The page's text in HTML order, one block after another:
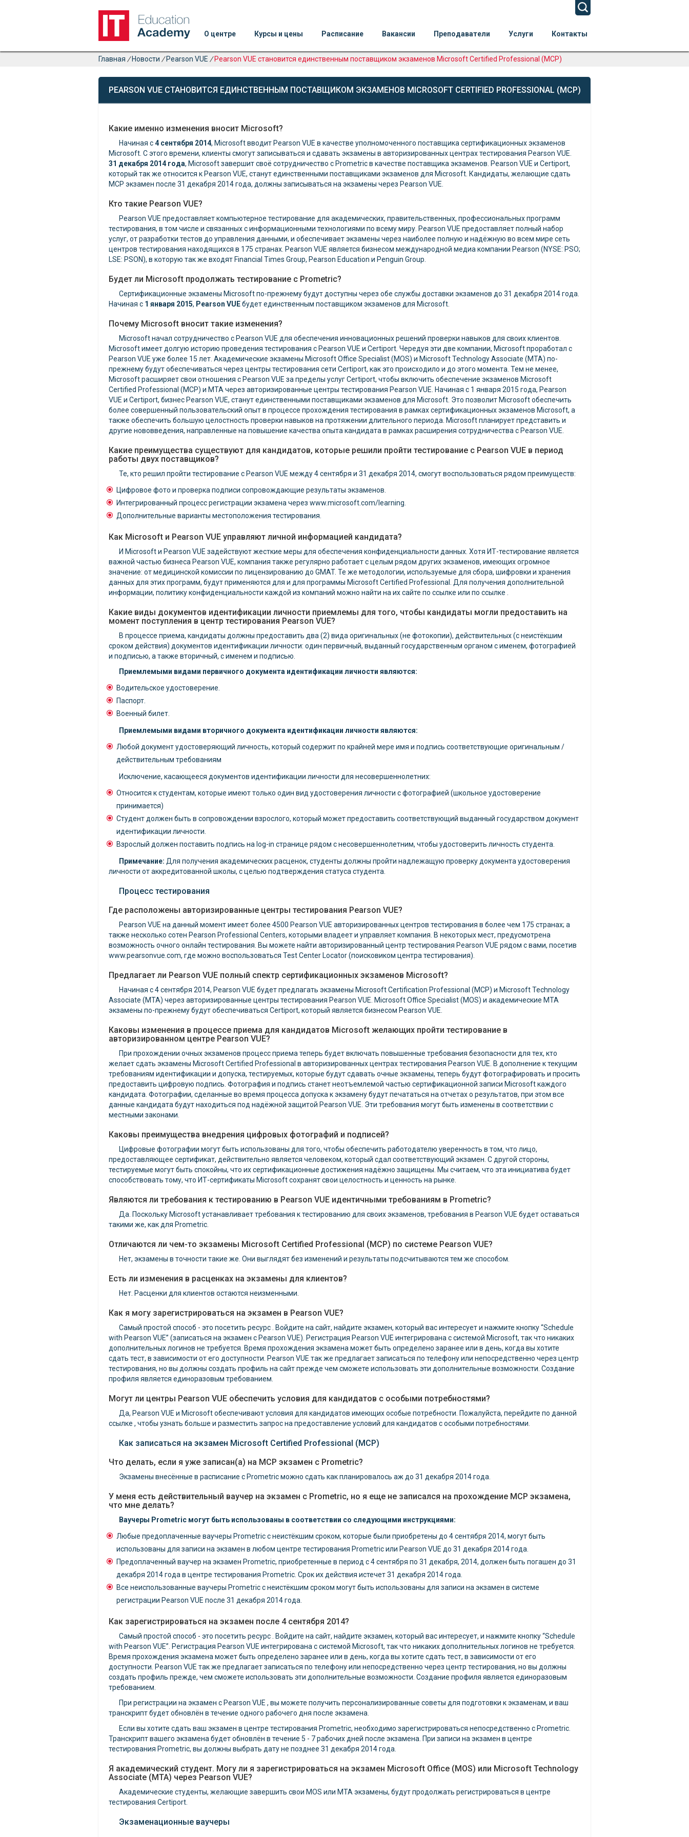
О центре Курсы и цены Расписание Вакансии Преподаватели Услуги Контакты
Главная / Новости / Pearson VUE / Pearson VUE cтановится единственным поставщиком экзаменов Microsoft Certified Professional (MCP)
PEARSON VUE CТАНОВИТСЯ ЕДИНСТВЕННЫМ ПОСТАВЩИКОМ ЭКЗАМЕНОВ MICROSOFT CERTIFIED PROFESSIONAL (MCP)
Какие именно изменения вносит Microsoft?
Начиная с4 сентября 2014, Microsoft вводит Pearson VUE в качестве уполномоченного поставщика сертификационных экзаменов
Microsoft. С этого времени, клиенты смогут записываться и сдавать экзамены в авторизированных центрах тестирования Pearson VUE.
31 декабря 2014 года, Microsoft завершит своё сотрудничество с Prometric в качестве поставщика экзаменов. Pearson VUE и Certiport,
который так же относится к Pearson VUE, станут единственными поставщиками экзаменов для Microsoft. Кандидаты, желающие сдать
MCP экзамен после 31 декабря 2014 года, должны записываться на экзамены через Pearson VUE.
Кто такие Pearson VUE?
Pearson VUE предоставляет компьютерное тестирование для академических, правительственных, профессиональных программ
тестирования, в том числе и связанных с информационными технологиями по всему миру. Pearson VUE предоставляет полный набор
услуг, от разработки тестов до управления данными, и обеспечивает экзамены через наиболее полную и надёжную во всем мире сеть
центров тестирования находящихся в 175 странах. Pearson VUE является бизнесом международной медиа компании Pearson (NYSE: PSO;
LSE: PSON), в которую так же входят Financial Times Group, Pearson Education и Penguin Group.
Будет ли Microsoft продолжать тестирование с Prometric?
Сертификационные экзамены Microsoft по-прежнему будут доступны через обе службы доставки экзаменов до 31 декабря 2014 года.
Начиная с 1 января 2015, Pearson VUEбудет единственным поставщиком экзаменов для Microsoft.
Почему Microsoft вносит такие изменения?
Microsoft начал сотрудничество с Pearson VUE для обеспечения инновационных решений проверки навыков для своих клиентов.
Microsoft имеет долгую историю проведения тестирования с Pearson VUE и Certiport. Чередуя эти две компании, Microsoft проработал с
Pearson VUE уже более 15 лет. Академические экзамены Microsoft Office Specialist (MOS) и Microsoft Technology Associate (MTA) по-
прежнему будут обеспечиваться через центры тестирования сети Certiport, как это происходило и до этого момента. Тем не менее,
Microsoft расширяет свои отношения с Pearson VUE за пределы услуг Certiport, чтобы включить обеспечение экзаменов Microsoft
Certified Professional (MCP) и MTA через авторизированные центры тестирования Pearson VUE. Начиная с 1 января 2015 года, Pearson
VUE и Certiport, бизнес Pearson VUE, станут единственными поставщиками экзаменов для Microsoft. Это позволит Microsoft обеспечить
более совершенный пользовательский опыт в процессе прохождения тестирования в рамках сертификационных экзаменов Microsoft, а
также обеспечить большую целостность проверки навыков на протяжении длительного периода. Microsoft планирует представить и
другие нововведения, направленные на повышение качества опыта кандидата в рамках расширения сотрудничества с Pearson VUE.
Какие преимущества существуют для кандидатов, которые решили пройти тестирование с Pearson VUE в период
работы двух поставщиков?
Те, кто решил пройти тестирование с Pearson VUE между 4 сентября и 31 декабря 2014, смогут воспользоваться рядом преимуществ:
Цифровое фото и проверка подписи сопровождающие результаты экзаменов.
Интегрированный процесс регистрации экзамена через www.microsoft.com/learning.
Дополнительные варианты местоположения тестирования.
Как Microsoft и Pearson VUE управляют личной информацией кандидата?
И Microsoft и Pearson VUE задействуют жесткие меры для обеспечения конфиденциальности данных. Хотя ИТ-тестирование является
важной частью бизнеса Pearson VUE, компания также регулярно работает с целым рядом других экзаменов, имеющих огромное
значение: от медицинской комиссии по лицензированию до GMAT. Те же методологии, используемые для сбора, шифровки и хранения
данных для этих программ, будут применяются для и для программы Microsoft Certified Professional. Для получения дополнительной
информации, политику конфиденциальности каждой из компаний можно найти на их сайте по ссылке или по ссылке .
Какие виды документов идентификации личности приемлемы для того, чтобы кандидаты могли предоставить на
момент поступления в центр тестирования Pearson VUE?
В процессе приема, кандидаты должны предоставить два (2) вида оригинальных (не фотокопии), действительных (с неистёкшим
сроком действия) документов идентификации личности: один первичный, выданный государственным органом с именем, фотографией
и подписью, а также вторичный, с именем и подписью.
Приемлемыми видами первичного документа идентификации личности являются:
Водительское удостоверение.
Паспорт.
Военный билет.
Приемлемыми видами вторичного документа идентификации личности являются:
Любой документ удостоверяющий личность, который содержит по крайней мере имя и подпись соответствующие оригинальным /
действительным требованиям
Исключение, касающееся документов идентификации личности для несовершеннолетних:
Относится к студентам, которые имеют только один вид удостоверения личности с фотографией (школьное удостоверение
принимается)
Студент должен быть в сопровождении взрослого, который может предоставить соответствующий выданный государством документ
идентификации личности.
Взрослый должен поставить подпись на log-in странице рядом с несовершеннолетним, чтобы удостоверить личность студента.
Примечание: Для получения академических расценок, студенты должны пройти надлежащую проверку документа удостоверения
личности от аккредитованной школы, с целью подтверждения статуса студента.
Процесс тестирования
Где расположены авторизированные центры тестирования Pearson VUE?
Pearson VUE на данный момент имеет более 4500 Pearson VUE авторизированных центров тестирования в более чем 175 странах; а
также несколько сотен Pearson Professional Centers, которыми владеет и управляет компания. В некоторых мест, предусмотрена
возможность очного онлайн тестирования. Вы можете найти авторизированный центр тестирования Pearson VUE рядом с вами, посетив
www.pearsonvue.com, где можно воспользоваться Test Center Locator (поисковиком центра тестирования).
Предлагает ли Pearson VUE полный спектр сертификационных экзаменов Microsoft?
Начиная с 4 сентября 2014, Pearson VUE будет предлагать экзамены Microsoft Certification Professional (MCP) и Microsoft Technology
Associate (MTA) через авторизированные центры тестирования Pearson VUE. Microsoft Office Specialist (MOS) и академические MTA
экзамены по-прежнему будут обеспечиваться Certiport, который является бизнесом Pearson VUE.
Каковы изменения в процессе приема для кандидатов Microsoft желающих пройти тестирование в
авторизированном центре Pearson VUE?
При прохождении очных экзаменов процесс приема теперь будет включать повышенные требования безопасности для тех, кто
желает сдать экзамены Microsoft Certified Professional в авторизированных центрах тестирования Pearson VUE. В дополнение к текущим
требованиям идентификации и допуска, тестируемых, которые будут сдавать очные экзамены, теперь будут фотографировать и просить
предоставить цифровую подпись. Фотография и подпись станет неотъемлемой частью сертификационной записи Microsoft каждого
кандидата. Фотографии, сделанные во время процесса допуска к экзамену будут печататься на отчетах о результатов, при этом все
данные кандидата будут находиться под надёжной защитой Pearson VUE. Эти требования могут быть изменены в соответствии с
местными законами.
Каковы преимущества внедрения цифровых фотографий и подписей?
Цифровые фотографии могут быть использованы для того, чтобы обеспечить работодателю уверенность в том, что лицо,
предоставляющее сертификат, действительно является человеком, который сдал соответствующий экзамен. С другой стороны,
тестируемые могут быть спокойны, что их сертификационные достижения надёжно защищены. Мы считаем, что эта инициатива будет
способствовать тому, что ИТ-сертификаты Microsoft сохранят свои целостность и ценность на рынке.
Являются ли требования к тестированию в Pearson VUE идентичными требованиям в Prometric?
Да. Поскольку Microsoft устанавливает требования к тестированию для своих экзаменов, требования в Pearson VUE будет оставаться
такими же, как для Prometric.
Отличаются ли чем-то экзамены Microsoft Certified Professional (MCP) по системе Pearson VUE?
Нет, экзамены в точности такие же. Они выглядят без изменений и результаты подсчитываются тем же способом.
Есть ли изменения в расценках на экзамены для клиентов?
Нет. Расценки для клиентов остаются неизменными.
Как я могу зарегистрироваться на экзамен в Pearson VUE?
Самый простой способ - это посетить ресурс . Войдите на сайт, найдите экзамен, который вас интересует и нажмите кнопку “Schedule
with Pearson VUE” (записаться на экзамен с Pearson VUE). Регистрация Pearson VUE интегрирована с системой Microsoft, так что никаких
дополнительных логинов не требуется. Время прохождения экзамена может быть определено заранее или в день, когда вы хотите
сдать тест, в зависимости от его доступности. Pearson VUE так же предлагает записаться по телефону или непосредственно через центр
тестирования, но вы должны создать профиль на сайт прежде чем сможете использовать эти дополнительные возможности. Создание
профиля является единоразовым требованием.
Могут ли центры Pearson VUE обеспечить условия для кандидатов с особыми потребностями?
Да, Pearson VUE и Microsoft обеспечивают условия для кандидатов имеющих особые потребности. Пожалуйста, перейдите по данной
ссылке , чтобы узнать больше и разместить запрос на предоставление условий для кандидатов с особыми потребностями.
Как записаться на экзамен Microsoft Certified Professional (MCP)
Что делать, если я уже записан(а) на MCP экзамен с Prometric?
Экзамены внесённые в расписание с Prometric можно сдать как планировалось аж до 31 декабря 2014 года.
У меня есть действительный ваучер на экзамен с Prometric, но я еще не записался на прохождение MCP экзамена,
что мне делать?
Ваучеры Prometric могут быть использованы в соответствии со следующими инструкциями:
Любые предоплаченные ваучеры Prometric с неистёкшим сроком, которые были приобретены до 4 сентября 2014, могут быть
использованы для записи на экзамен в любом центре тестирования Prometric или Pearson VUE до 31 декабря 2014 года.
Предоплаченный ваучер на экзамен Prometric, приобретенные в период с 4 сентября по 31 декабря, 2014, должен быть погашен до 31
декабря 2014 года в центре тестирования Prometric. Срок их действия истечет 31 декабря 2014 года.
Все неиспользованные ваучеры Prometric с неистёкшим сроком могут быть использованы для записи на экзамен в системе
регистрации Pearson VUE после 31 декабря 2014 года.
Как зарегистрироваться на экзамен после 4 сентября 2014?
Самый простой способ - это посетить ресурс . Войдите на сайт, найдите экзамен, который вас интересует, и нажмите кнопку “Schedule
with Pearson VUE”. Регистрация Pearson VUE интегрирована с системой Microsoft, так что никаких дополнительных логинов не требуется.
Время прохождения экзамена может быть определено заранее или в день, когда вы хотите сдать тест, в зависимости от его
доступности. Pearson VUE так же предлагает записаться по телефону или непосредственно через центр тестирования, но вы должны
создать профиль прежде, чем сможете использовать эти дополнительные возможности. Создание профиля является единоразовым
требованием.
При регистрации на экзамен с Pearson VUE , вы можете получить персонализированные советы для подготовки к экзаменам, и ваш
транскрипт будет обновлён в течение одного рабочего дня после экзамена.
Если вы хотите сдать ваш экзамен в центре тестирования Prometric, необходимо зарегистрироваться непосредственно с Prometric.
Транскрипт вашего экзамена будет обновлён в течение 5 - 7 рабочих дней после экзамена. При записи на экзамен в центре
тестирования Prometric, вы должны выбрать дату не позднее 31 декабря 2014 года.
Я академический студент. Могу ли я зарегистрироваться на экзамен Microsoft Office (MOS) или Microsoft Technology
Associate (MTA) через Pearson VUE?
Академические студенты, желающие завершить свои MOS или MTA экзамены, будут продолжать регистрироваться в центре
тестирования Certiport.
Экзаменационные ваучеры